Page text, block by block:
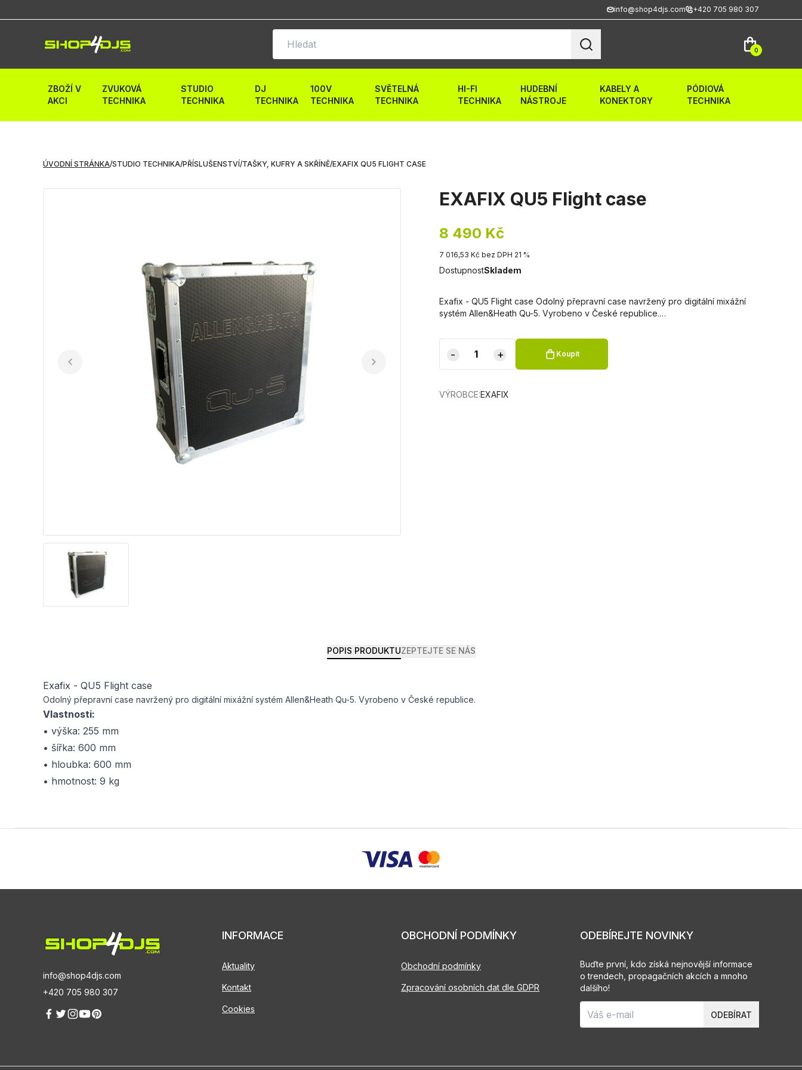
info@shop4djs.com +420 705 980 307
0
ZBOŽÍ V
AKCI
ZVUKOVÁ
TECHNIKA
STUDIO
TECHNIKA
DJ
TECHNIKA
100V
TECHNIKA
SVĚTELNÁ
TECHNIKA
HI-FI
TECHNIKA
HUDEBNÍ
NÁSTROJE
KABELY A
KONEKTORY
PÓDIOVÁ
TECHNIKA
ÚVODNÍ STRÁNKA/STUDIO TECHNIKA/PŘÍSLUŠENSTVÍ/TAŠKY, KUFRY A SKŘÍNĚ/EXAFIX QU5 FLIGHT CASE
EXAFIX QU5 Flight case
8 490 Kč
7 016,53 Kč bez DPH 21 %
DostupnostSkladem
Exafix - QU5 Flight case Odolný přepravní case navržený pro digitální mixážní
systém Allen&Heath Qu-5. Vyrobeno v České republice.…
- + Koupit
VÝROBCE:EXAFIX
POPIS PRODUKTUZEPTEJTE SE NÁS
Exafix - QU5 Flight case
Odolný přepravní case navržený pro digitální mixážní systém Allen&Heath Qu-5. Vyrobeno v České republice.
Vlastnosti:
• výška: 255 mm
• šířka: 600 mm
• hloubka: 600 mm
• hmotnost: 9 kg
info@shop4djs.com
+420 705 980 307
INFORMACE
Aktuality
Kontakt
Cookies
OBCHODNÍ PODMÍNKY
Obchodní podmínky
Zpracování osobních dat dle GDPR
ODEBÍREJTE NOVINKY
Buďte první, kdo získá nejnovější informace
o trendech, propagačních akcích a mnoho
dalšího!
ODEBÍRAT